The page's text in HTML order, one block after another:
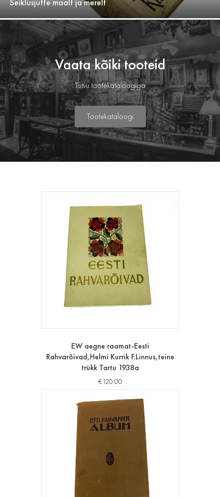
Vaata kõiki tooteid
Tutvu tootekataloogiga
Tootekataloogi
EW aegne raamat-Eesti
Rahvarõivad,Helmi Kurrik F.Linnus,teine
trükk Tartu 1938a
€120.00